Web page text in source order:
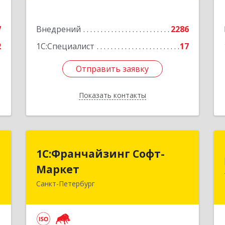
Внедрений
2286
1С:Специалист
17
Отправить заявку
Показать контакты
Отправить заявку
Назад
1С:Франчайзинг Софт-
Маркет
Санкт-Петербург
1С:Франчайзинг Софт-
Маркет
Санкт-Петербург г, Суворовский